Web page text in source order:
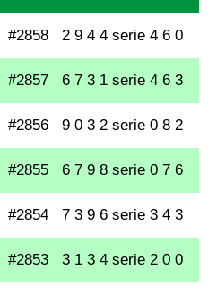
#2858 2 9 4 4 serie 4 6 0
#2857 6 7 3 1 serie 4 6 3
#2856 9 0 3 2 serie 0 8 2
#2855 6 7 9 8 serie 0 7 6
#2854 7 3 9 6 serie 3 4 3
#2853 3 1 3 4 serie 2 0 0